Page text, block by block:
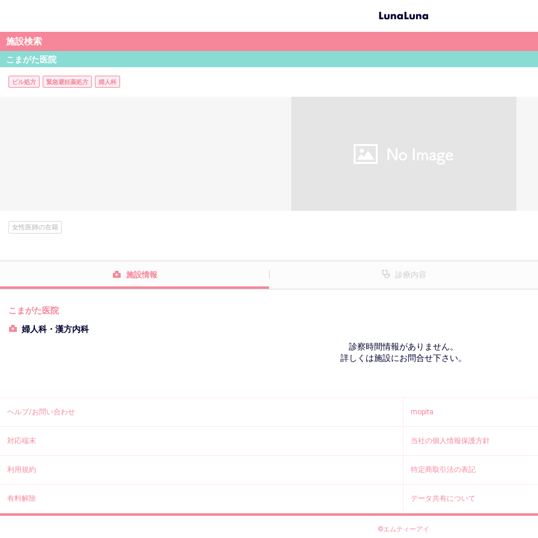
施設検索
こまがた医院
ピル処方 緊急避妊薬処方 婦人科
女性医師の在籍
施設情報 診療内容
こまがた医院
婦人科・漢方内科
診察時間情報がありません。
詳しくは施設にお問合せ下さい。
ヘルプ/お問い合わせ mopita
対応端末 当社の個人情報保護方針
利用規約 特定商取引法の表記
有料解除 データ共有について
©エムティーアイ